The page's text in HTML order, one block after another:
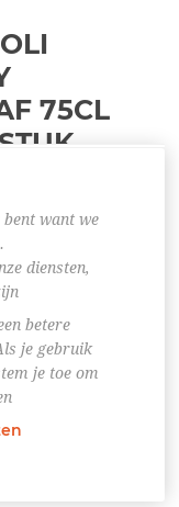
75CL
STUK
want we
diensten,
betere
je gebruik
je toe om